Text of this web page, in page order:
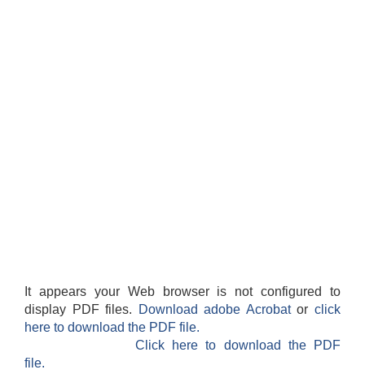
It appears your Web browser is not configured to
display PDF files.
Download adobe Acrobatorclick
here to download the PDF file.
Click here to download the PDF
file.